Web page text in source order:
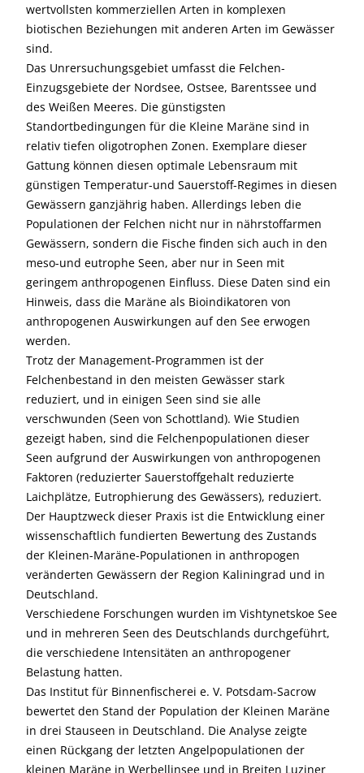
wertvollsten kommerziellen Arten in komplexen
biotischen Beziehungen mit anderen Arten im Gewässer
sind.
Das Unrersuchungsgebiet umfasst die Felchen-
Einzugsgebiete der Nordsee, Ostsee, Barentssee und
des Weißen Meeres. Die günstigsten
Standortbedingungen für die Kleine Maräne sind in
relativ tiefen oligotrophen Zonen. Exemplare dieser
Gattung können diesen optimale Lebensraum mit
günstigen Temperatur-und Sauerstoff-Regimes in diesen
Gewässern ganzjährig haben. Allerdings leben die
Populationen der Felchen nicht nur in nährstoffarmen
Gewässern, sondern die Fische finden sich auch in den
meso-und eutrophe Seen, aber nur in Seen mit
geringem anthropogenen Einfluss. Diese Daten sind ein
Hinweis, dass die Maräne als Bioindikatoren von
anthropogenen Auswirkungen auf den See erwogen
werden.
Trotz der Management-Programmen ist der
Felchenbestand in den meisten Gewässer stark
reduziert, und in einigen Seen sind sie alle
verschwunden (Seen von Schottland). Wie Studien
gezeigt haben, sind die Felchenpopulationen dieser
Seen aufgrund der Auswirkungen von anthropogenen
Faktoren (reduzierter Sauerstoffgehalt reduzierte
Laichplätze, Eutrophierung des Gewässers), reduziert.
Der Hauptzweck dieser Praxis ist die Entwicklung einer
wissenschaftlich fundierten Bewertung des Zustands
der Kleinen-Maräne-Populationen in anthropogen
veränderten Gewässern der Region Kaliningrad und in
Deutschland.
Verschiedene Forschungen wurden im Vishtynetskoe See
und in mehreren Seen des Deutschlands durchgeführt,
die verschiedene Intensitäten an anthropogener
Belastung hatten.
Das Institut für Binnenfischerei e. V. Potsdam-Sacrow
bewertet den Stand der Population der Kleinen Maräne
in drei Stauseen in Deutschland. Die Analyse zeigte
einen Rückgang der letzten Angelpopulationen der
kleinen Maräne in Werbellinsee und in Breiten Luziner